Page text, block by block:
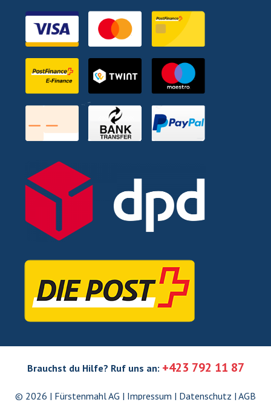
Brauchst du Hilfe? Ruf uns an: +423 792 11 87
© 2026 | Fürstenmahl AG | Impressum | Datenschutz | AGB